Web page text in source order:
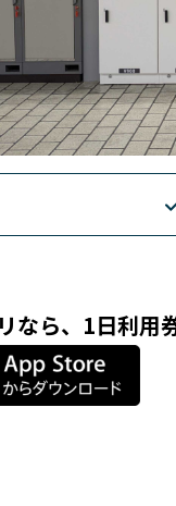
なら、1日利用